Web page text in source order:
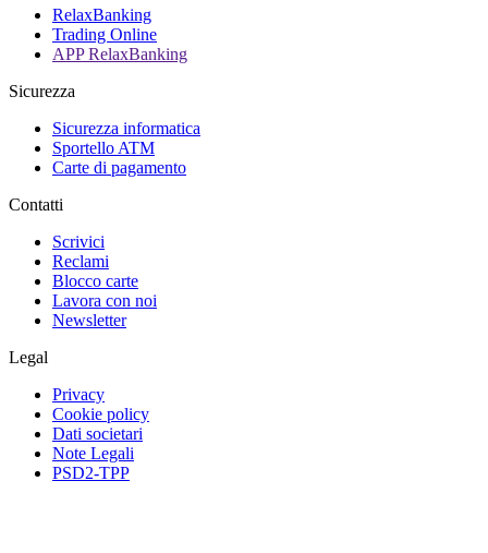
RelaxBanking
Trading Online
APP RelaxBanking
Sicurezza
Sicurezza informatica
Sportello ATM
Carte di pagamento
Contatti
Scrivici
Reclami
Blocco carte
Lavora con noi
Newsletter
Legal
Privacy
Cookie policy
Dati societari
Note Legali
PSD2-TPP